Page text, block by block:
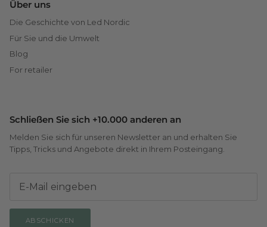
Über uns
Die Geschichte von Led Nordic
Für Sie und die Umwelt
Blog
For retailer
Schließen Sie sich +10.000 anderen an
Melden Sie sich für unseren Newsletter an und erhalten Sie
Tipps, Tricks und Angebote direkt in Ihrem Posteingang.
ABSCHICKEN